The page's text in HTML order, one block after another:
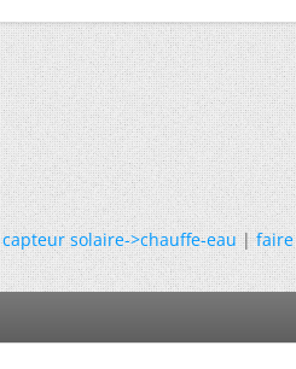
solaire->chauffe-eau|